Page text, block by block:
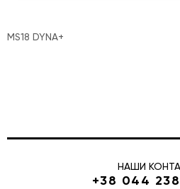
MS18 DYNA+
НАШИ
+38 044